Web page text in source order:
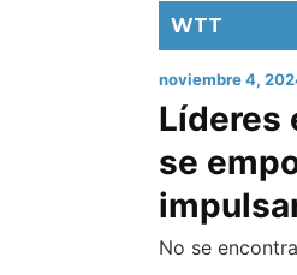
WTT
noviembre 4,
Líderes
se
No se